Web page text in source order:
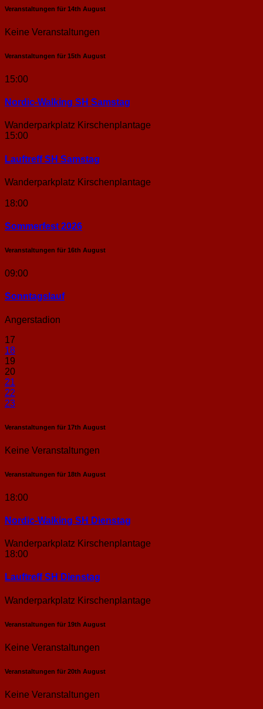
Veranstaltungen für 14th August
Keine Veranstaltungen
Veranstaltungen für 15th August
15:00
Nordic-Walking SH Samstag
Wanderparkplatz Kirschenplantage
15:00
Lauftreff SH Samstag
Wanderparkplatz Kirschenplantage
18:00
Sommerfest 2026
Veranstaltungen für 16th August
09:00
Sonntags­lauf
Angerstadion
17
18
19
20
21
22
23
Veranstaltungen für 17th August
Keine Veranstaltungen
Veranstaltungen für 18th August
18:00
Nordic-Walking SH Dienstag
Wanderparkplatz Kirschenplantage
18:00
Lauftreff SH Dienstag
Wanderparkplatz Kirschenplantage
Veranstaltungen für 19th August
Keine Veranstaltungen
Veranstaltungen für 20th August
Keine Veranstaltungen